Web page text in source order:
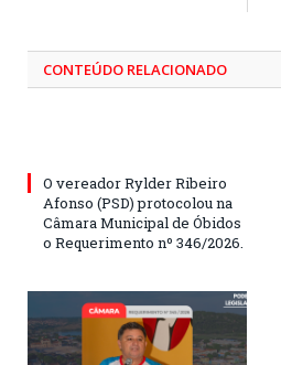
CONTEÚDO RELACIONADO
O vereador Rylder Ribeiro
Afonso (PSD) protocolou na
Câmara Municipal de Óbidos
o Requerimento nº 346/2026.